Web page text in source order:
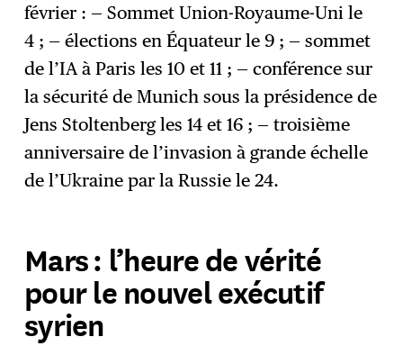
février : — Sommet Union-Royaume-Uni le
4 ; — élections en Équateur le 9 ; — sommet
de l’IA à Paris les 10 et 11 ; — conférence sur
la sécurité de Munich sous la présidence de
Jens Stoltenberg les 14 et 16 ; — troisième
anniversaire de l’invasion à grande échelle
de l’Ukraine par la Russie le 24.
Mars : l’heure de vérité
pour le nouvel exécutif
syrien